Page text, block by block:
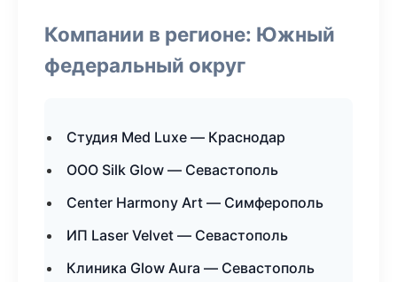
Компании в регионе: Южный
федеральный округ
Студия Med Luxe — Краснодар
ООО Silk Glow — Севастополь
Center Harmony Art — Симферополь
ИП Laser Velvet — Севастополь
Клиника Glow Aura — Севастополь